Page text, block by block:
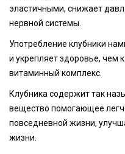
эластичными, снижает
нервной системы.
Употребление клубники
и укрепляет здоровье, чем
витаминный комплекс.
Клубника содержит так
вещество помогающее
повседневной жизни,
жизни.